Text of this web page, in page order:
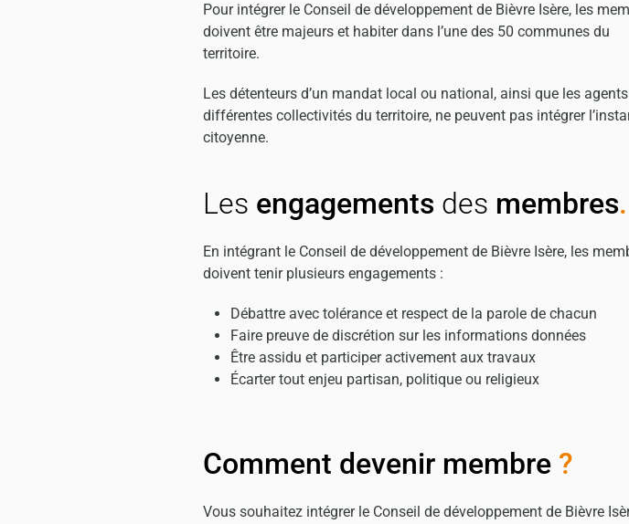
Pour intégrer le Conseil de développement de Bièvre Isère, les
doivent être majeurs et habiter dans l’une des 50 communes du
territoire.
Les détenteurs d’un mandat local ou national, ainsi que les
différentes collectivités du territoire, ne peuvent pas intégrer
citoyenne.
Les engagements des membres.
En intégrant le Conseil de développement de Bièvre Isère, les
doivent tenir plusieurs engagements :
Débattre avec tolérance et respect de la parole de chacun
Faire preuve de discrétion sur les informations données
Être assidu et participer activement aux travaux
Écarter tout enjeu partisan, politique ou religieux
Comment devenir membre ?
Vous souhaitez intégrer le Conseil de développement de Bièvre